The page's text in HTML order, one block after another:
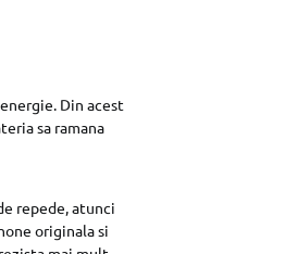
Din acest
sa ramana
repede, atunci
originala si